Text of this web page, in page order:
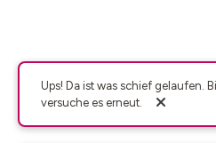
Ups! Da ist was schief gelaufen.
versuche es erneut.